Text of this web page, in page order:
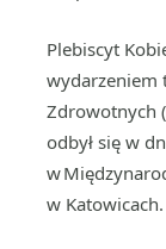
Plebiscyt
wydarzeniem
Zdrowotnych
odbył się w
w
w Katowicach.